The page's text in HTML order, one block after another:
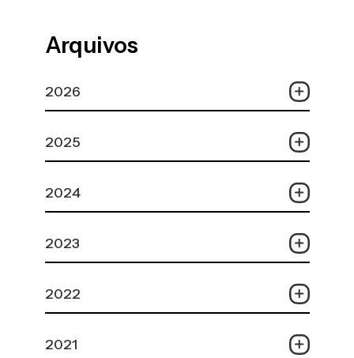
Arquivos
2026
2025
2024
2023
2022
2021